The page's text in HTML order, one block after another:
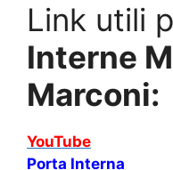
Link utili
Interne
Marconi:
YouTube
Porta Interna